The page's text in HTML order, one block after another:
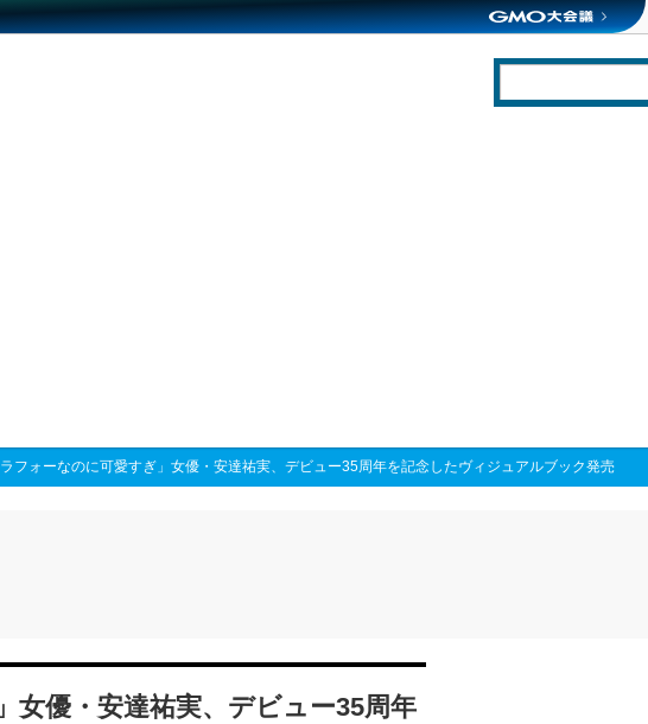
ラフォーなのに可愛すぎ」女優・安達祐実、デビュー35周年を記念したヴィジュアルブック発売
女優・安達祐実、デビュー35周年